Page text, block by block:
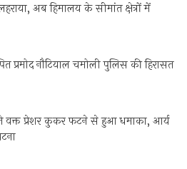
अब हिमालय के सीमांत क्षेत्रों में
प्रमोद नौटियाल चमोली पुलिस की हिरासत
वक्त प्रेशर कुकर फटने से हुआ धमाका, आर्य